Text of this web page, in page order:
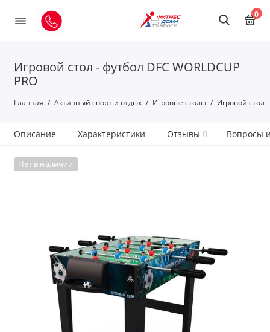
0
Игровой стол - футбол DFC WORLDCUP
PRO
Главная Активный спорт и отдых Игровые столы Игровой стол -
Описание Характеристики Отзывы 0 Вопросы
Нет в наличии